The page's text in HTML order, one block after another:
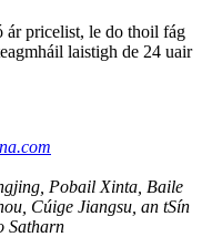
ár pricelist, le do thoil fág
laistigh de 24 uair
Pobail Xinta, Baile
Cúige Jiangsu, an tSín
Satharn